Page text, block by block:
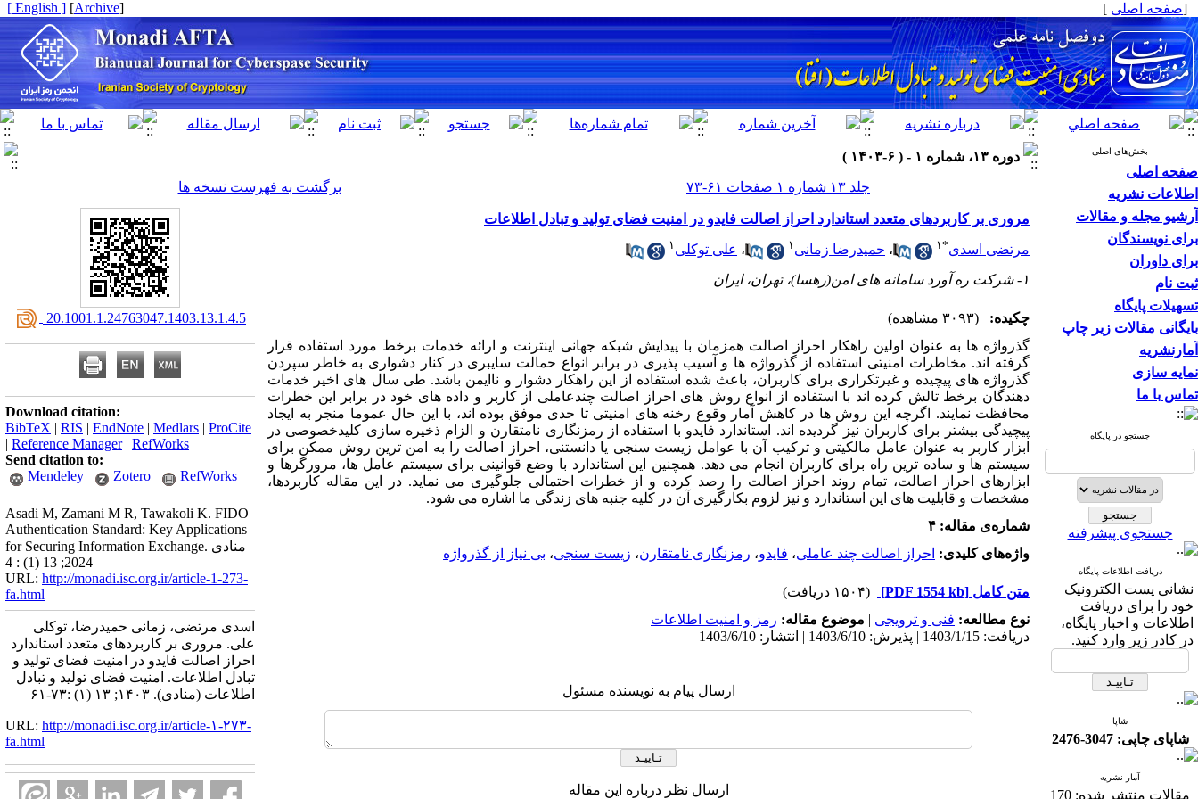
[صفحه اصلی ]
[
Archive
]
[ English ]
بخش‌های اصلی
صفحه اصلی
اطلاعات نشریه
آرشیو مجله و مقالات
برای نویسندگان
برای داوران
ثبت نام
تسهیلات پایگاه
بایگانی مقالات زیر چاپ
آمارنشریه
نمایه سازی
تماس با ما
جستجو در پایگاه
جستجوی پیشرفته
دریافت اطلاعات پایگاه
نشانی پست الکترونیک
خود را برای دریافت
اطلاعات و اخبار پایگاه،
در کادر زیر وارد کنید.
شاپا
شاپای چاپی: 3047-2476
آمار نشریه
مقالات منتشر شده: 170
دوره ۱۳، شماره ۱ - ( ۶-۱۴۰۳ )
جلد ۱۳ شماره ۱ صفحات ۶۱-۷۳
برگشت به فهرست نسخه ها
مروری بر کاربردهای متعدد استاندارد احراز اصالت فایدو در امنیت فضای تولید و تبادل اطلاعات
مرتضی اسدی*۱ ، حمیدرضا زمانی ۱ ، علی توکلی ۱
۱- شرکت ره آورد سامانه های امن(رهسا)، تهران، ایران
چکیده:
(۳۰۹۳ مشاهده)
گذرواژه ها به عنوان اولین راهکار احراز اصالت همزمان با پیدایش شبکه جهانی اینترنت و ارائه خدمات برخط مورد استفاده قرار
گرفته اند. مخاطرات امنیتی استفاده از گذرواژه ها و آسیب پذیری در برابر انواع حمالت سایبری در کنار دشواری به خاطر سپردن
گذرواژه های پیچیده و غیرتکراری برای کاربران، باعث شده استفاده از این راهکار دشوار و ناایمن باشد. طی سال های اخیر خدمات
دهندگان برخط تالش کرده اند با استفاده از انواع روش های احراز اصالت چندعاملی از کاربر و داده های خود در برابر این خطرات
محافظت نمایند. اگرچه این روش ها در کاهش آمار وقوع رخنه های امنیتی تا حدی موفق بوده اند، با این حال عموما منجر به ایجاد
پیچیدگی بیشتر برای کاربران نیز گردیده اند. استاندارد فایدو با استفاده از رمزنگاری نامتقارن و الزام ذخیره سازی کلیدخصوصی در
ابزار کاربر به عنوان عامل مالکیتی و ترکیب آن با عوامل زیست سنجی یا دانستنی، احراز اصالت را به امن ترین روش ممکن برای
سیستم ها و ساده ترین راه برای کاربران انجام می دهد. همچنین این استاندارد با وضع قوانینی برای سیستم عامل ها، مرورگرها و
ابزارهای احراز اصالت، تمام روند احراز اصالت را رصد کرده و از خطرات احتمالی جلوگیری می نماید. در این مقاله کاربردها،
مشخصات و قابلیت های این استاندارد و نیز لزوم بکارگیری آن در کلیه جنبه های زندگی ما اشاره می شود.
شماره‌ی مقاله: ۴
واژه‌های کلیدی: احراز اصالت چند عاملی، فایدو، رمزنگاری نامتقارن، زیست سنجی، بی نیاز از گذرواژه
متن کامل [PDF 1554 kb]
(۱۵۰۴ دریافت)
نوع مطالعه: فنی و ترویجی | موضوع مقاله: رمز و امنیت اطلاعات
دریافت: 1403/1/15 | پذیرش: 1403/6/10 | انتشار: 1403/6/10
ارسال پیام به نویسنده مسئول
ارسال نظر درباره این مقاله
‎ 20.1001.1.24763047.1403.13.1.4.5
Download citation:
BibTeX | RIS | EndNote | Medlars | ProCite
| Reference Manager| RefWorks
Send citation to:
Mendeley
Zotero RefWorks
Asadi M, Zamani M R, Tawakoli K. FIDO
Authentication Standard: Key Applications
for Securing Information Exchange. منادی
2024; 13 (1) : 4
URL: http://monadi.isc.org.ir/article-1-273-
fa.html
اسدی مرتضی، زمانی حمیدرضا، توکلی
علی. مروری بر کاربردهای متعدد استاندارد
احراز اصالت فایدو در امنیت فضای تولید و
تبادل اطلاعات. امنیت فضای تولید و تبادل
اطلاعات (منادی). ۱۴۰۳; ۱۳ (۱) :۷۳-۶۱
URL: http://monadi.isc.org.ir/article-۱-۲۷۳-
fa.html